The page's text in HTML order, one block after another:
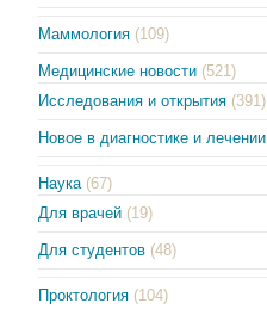
Маммология (109)
Медицинские новости (521)
Исследования и открытия (391)
Новое в диагностике и лечении
Наука (67)
Для врачей (19)
Для студентов (48)
Проктология (104)